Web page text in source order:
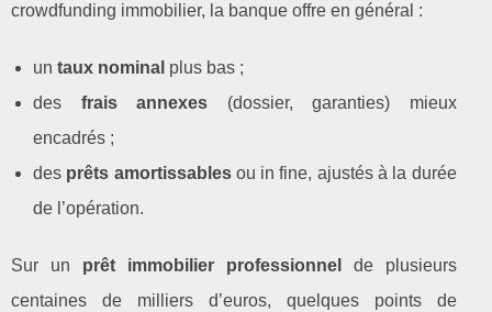
crowdfunding immobilier, la banque offre en général :
un taux nominal plus bas ;
des frais annexes (dossier, garanties) mieux
encadrés ;
des prêts amortissablesou in fine, ajustés à la durée
de l’opération.
Sur un prêt immobilier professionnel
de plusieurs
centaines de milliers d’euros, quelques points de